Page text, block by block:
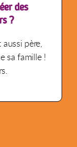
des
?
père,
sa famille !